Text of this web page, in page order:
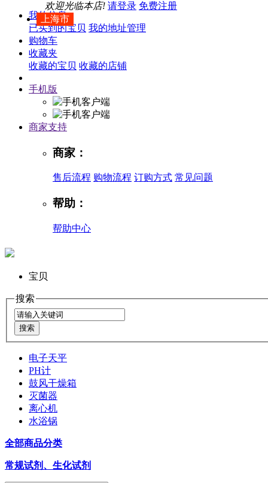
上海市
欢迎光临本店! 请登录 免费注册
我的信息
已买到的宝贝 我的地址管理
购物车
收藏夹
收藏的宝贝 收藏的店铺
手机版
商家支持
商家：
售后流程 购物流程 订购方式 常见问题
帮助：
帮助中心
宝贝
搜索
电子天平
PH计
鼓风干燥箱
灭菌器
离心机
水浴锅
全部商品分类
常规试剂、生化试剂